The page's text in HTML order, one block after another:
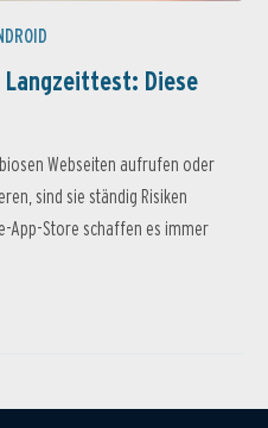
Diese
Webseiten aufrufen oder
sind sie ständig Risiken
App-Store schaffen es immer